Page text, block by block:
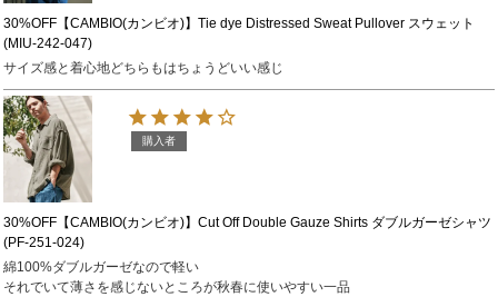
30%OFF【CAMBIO(カンビオ)】Tie dye Distressed Sweat Pullover スウェット
(MIU-242-047)
サイズ感と着心地どちらもはちょうどいい感じ
30%OFF【CAMBIO(カンビオ)】Cut Off Double Gauze Shirts ダブルガーゼシャツ
(PF-251-024)
購入者
綿100%ダブルガーゼなので軽い
それでいて薄さを感じないところが秋春に使いやすい一品